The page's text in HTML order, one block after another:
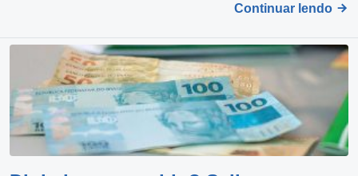
Continuar lendo